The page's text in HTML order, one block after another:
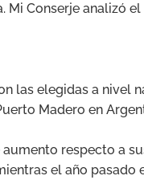
Conserje analizó
las elegidas a nivel
Madero en
respecto a
el año pasado